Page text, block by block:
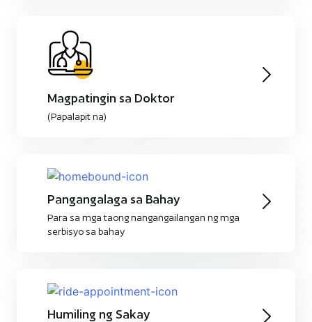
Magpatingin sa Doktor
(Papalapit na)
Pangangalaga sa Bahay
Para sa mga taong nangangailangan ng mga
serbisyo sa bahay
Humiling ng Sakay